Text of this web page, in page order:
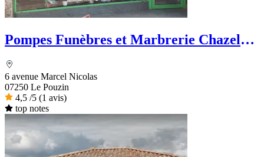
Pompes Funèbres et Marbrerie Chazel
6 avenue Marcel Nicolas
07250 Le Pouzin
4,5 /5 (1 avis)
top notes